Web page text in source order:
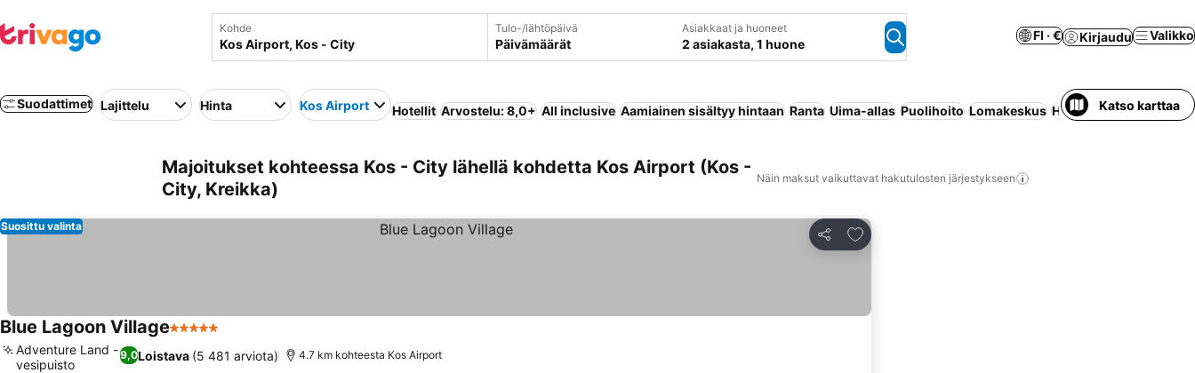
Kohde Tulo-/lähtöpäivä
Päivämäärät
Asiakkaat ja huoneet
2 asiakasta, 1 huone
FI · € Kirjaudu Valikko
Suodattimet Lajittelu Hinta Kos Airport Hotellit Arvostelu: 8,0+ All inclusive Aamiainen sisältyy hintaan Ranta Uima-allas Puolihoito Lomakeskus Huoneisto palveluilla
Katso karttaa
Majoitukset kohteessa Kos - City lähellä kohdetta Kos Airport (Kos -
City, Kreikka)
Näin maksut vaikuttavat hakutulosten järjestykseen
Jaa
Lisää suosikkeihin
Suosittu valinta
Blue Lagoon Village5 Tähtiluokitus
9,0Loistava (5 481 arviota)
Adventure Land -
vesipuisto
4.7 km kohteesta Kos Airport